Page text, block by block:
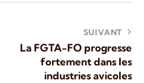
SUIVANT
La FGTA-FO progresse
fortement dans les
industries avicoles